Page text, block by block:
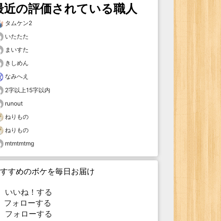
近の評価されている職人
タムケン2
いたたた
まいすた
きしめん
なみへえ
2字以上15字以内
runout
ねりもの
ねりもの
mtmtmtmg
すめのボケを毎日お届け
いいね！する
ォローする
フォローする